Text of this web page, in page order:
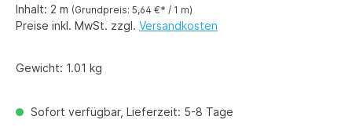
Inhalt: 2 m (Grundpreis: 5,64 €* / 1 m)
Preise inkl. MwSt. zzgl. Versandkosten
Gewicht: 1.01 kg
Sofort verfügbar, Lieferzeit: 5-8 Tage